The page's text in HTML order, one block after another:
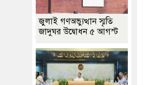
জুলাই গণঅভ্যুত্থান স্মৃতি
জাদুঘর উদ্বোধন ৫ আগস্ট